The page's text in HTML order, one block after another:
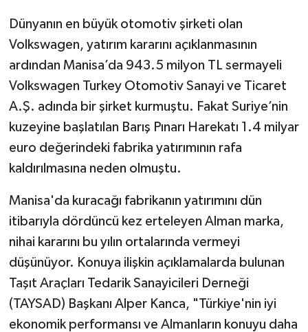
Dünyanın en büyük otomotiv şirketi olan
Volkswagen, yatırım kararını açıklanmasının
ardından Manisa’da 943.5 milyon TL sermayeli
Volkswagen Turkey Otomotiv Sanayi ve Ticaret
A.Ş. adında bir şirket kurmuştu. Fakat Suriye’nin
kuzeyine başlatılan Barış Pınarı Harekatı 1.4 milyar
euro değerindeki fabrika yatırımının rafa
kaldırılmasına neden olmuştu.
Manisa'da kuracağı fabrikanın yatırımını dün
itibarıyla dördüncü kez erteleyen Alman marka,
nihai kararını bu yılın ortalarında vermeyi
düşünüyor. Konuya ilişkin açıklamalarda bulunan
Taşıt Araçları Tedarik Sanayicileri Derneği
(TAYSAD) Başkanı Alper Kanca, "Türkiye'nin iyi
ekonomik performansı ve Almanların konuyu daha